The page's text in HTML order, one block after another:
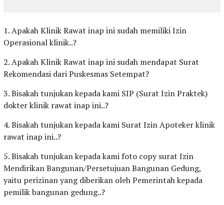
1. Apakah Klinik Rawat inap ini sudah memiliki Izin
Operasional klinik..?
2. Apakah Klinik Rawat inap ini sudah mendapat Surat
Rekomendasi dari Puskesmas Setempat?
3. Bisakah tunjukan kepada kami SIP (Surat Izin Praktek)
dokter klinik rawat inap ini..?
4. Bisakah tunjukan kepada kami Surat Izin Apoteker klinik
rawat inap ini..?
5. Bisakah tunjukan kepada kami foto copy surat Izin
Mendirikan Bangunan/Persetujuan Bangunan Gedung,
yaitu perizinan yang diberikan oleh Pemerintah kepada
pemilik bangunan gedung..?